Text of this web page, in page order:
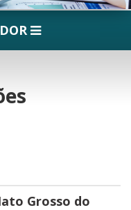
Grosso do